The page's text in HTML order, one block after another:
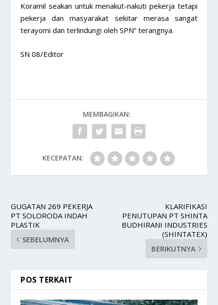
Koramil seakan untuk menakut-nakuti pekerja tetapi
pekerja dan masyarakat sekitar merasa sangat
terayomi dan terlindungi oleh SPN” terangnya.
SN 08/Editor
MEMBAGIKAN:
KECEPATAN:
GUGATAN 269 PEKERJA
PT SOLORODA INDAH
PLASTIK
SEBELUMNYA
KLARIFIKASI
PENUTUPAN PT SHINTA
BUDHIRANI INDUSTRIES
(SHINTATEX)
BERIKUTNYA
POS TERKAIT